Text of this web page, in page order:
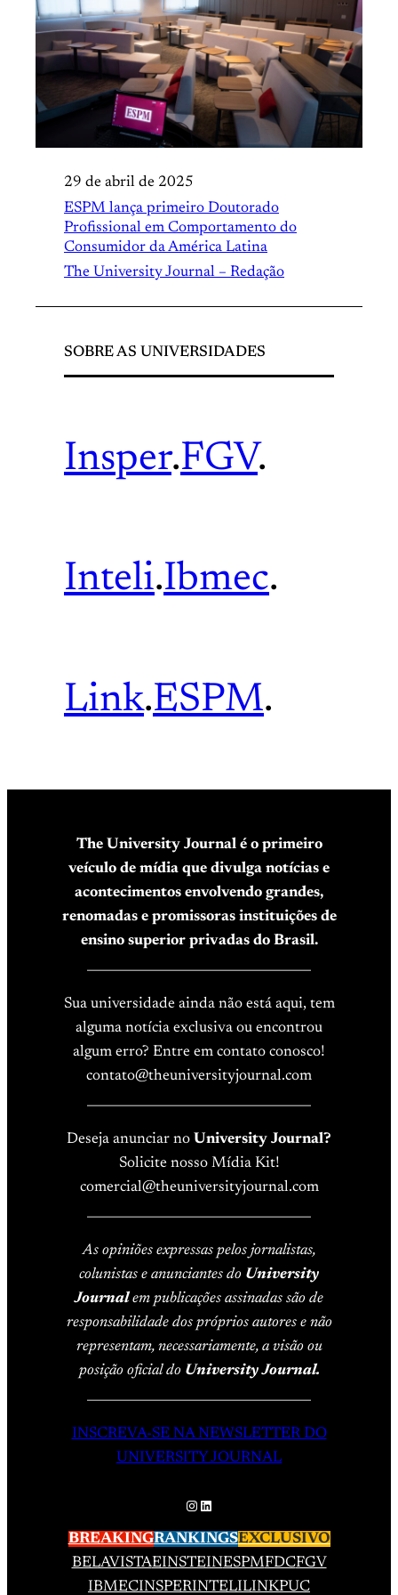
29 de abril de 2025
ESPM lança primeiro Doutorado
Profissional em Comportamento do
Consumidor da América Latina
The University Journal – Redação
SOBRE AS UNIVERSIDADES
Insper.FGV.
Inteli.Ibmec.
Link.ESPM.
The University Journal é o primeiro
veículo de mídia que divulga notícias e
acontecimentos envolvendo grandes,
renomadas e promissoras instituições de
ensino superior privadas do Brasil.
Sua universidade ainda não está aqui, tem
alguma notícia exclusiva ou encontrou
algum erro? Entre em contato conosco!
contato@theuniversityjournal.com
Deseja anunciar no University Journal?
Solicite nosso Mídia Kit!
comercial@theuniversityjournal.com
As opiniões expressas pelos jornalistas,
colunistas e anunciantes do University
Journalem publicações assinadas são de
responsabilidade dos próprios autores e não
representam, necessariamente, a visão ou
posição oficial do University Journal.
INSCREVA-SE NA NEWSLETTER DO
UNIVERSITY JOURNAL
Instagram
LinkedIn
BREAKINGRANKINGSEXCLUSIVO
BELAVISTAEINSTEINESPMFDCFGV
IBMECINSPERINTELILINKPUC